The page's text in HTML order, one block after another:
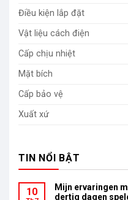
Điều kiện lắp đặt
Vật liệu cách điện
Cấp chịu nhiệt
Mặt bích
Cấp bảo vệ
Xuất xứ
TIN NỔI BẬT
10
Mijn ervaringen
dertig dagen